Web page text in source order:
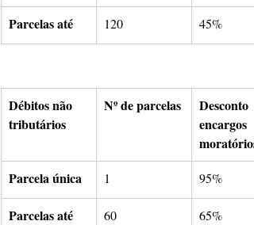
Parcelas até 120 45%
Débitos não
tributários
Nº de parcelas
Desconto
encargos
moratórios
Parcela única
1 95%
Parcelas até 60 65%